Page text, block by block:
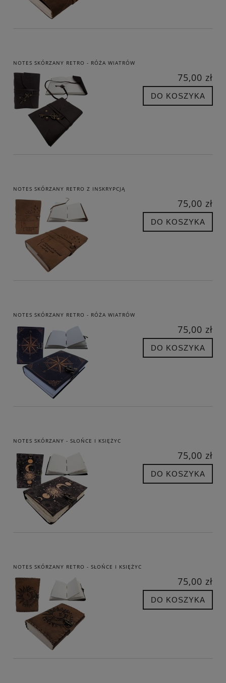
NOTES SKÓRZANY RETRO - RÓŻA WIATRÓW
75,00 zł
DO KOSZYKA
NOTES SKÓRZANY RETRO Z INSKRYPCJĄ
75,00 zł
DO KOSZYKA
NOTES SKÓRZANY RETRO - RÓŻA WIATRÓW
75,00 zł
DO KOSZYKA
NOTES SKÓRZANY - SŁOŃCE I KSIĘŻYC
75,00 zł
DO KOSZYKA
NOTES SKÓRZANY RETRO - SŁOŃCE I KSIĘŻYC
75,00 zł
DO KOSZYKA